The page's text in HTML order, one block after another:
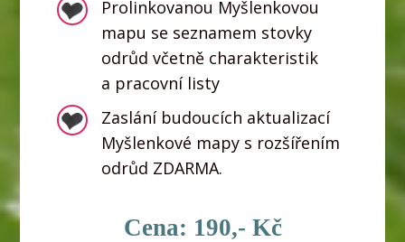
Prolinkovanou Myšlenkovou
mapu se seznamem stovky
odrůd včetně charakteristik
a pracovní listy
Zaslání budoucích aktualizací
Myšlenkové mapy s rozšířením
odrůd ZDARMA.
Cena: 190,- Kč